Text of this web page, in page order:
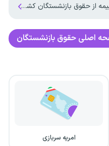
از حقوق بازنشستگان کشوری
اصلی حقوق بازنشستگان
امریه سربازی